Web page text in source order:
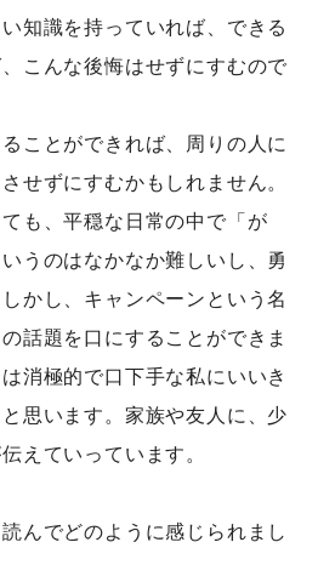
知識を持っていれば、できる
こんな後悔はせずにすむので
ことができれば、周りの人に
せずにすむかもしれません。
も、平穏な日常の中で「が
うのはなかなか難しいし、勇
かし、キャンペーンという名
話題を口にすることができま
消極的で口下手な私にいいき
思います。家族や友人に、少
えていっています。
んでどのように感じられまし